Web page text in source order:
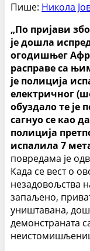
Пише: Никола
„По пријави
је дошла
огодишњег
расправе са
је полиција
електричног
обуздало те је
сагнуо се као
полиција
испалила 7
повредама је
Када се вест о
незадовољства
запаљено,
уништавана,
демонстраната